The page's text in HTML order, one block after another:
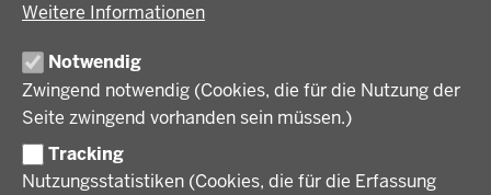
Weitere Informationen
Notwendig
Zwingend notwendig (Cookies, die für die Nutzung der
Seite zwingend vorhanden sein müssen.)
Tracking
Nutzungsstatistiken (Cookies, die für die Erfassung
Regionalplanung und Regionalrat
Wirtschaft, Kultur und Kommunales
Zusammenarbeit mit den Niederlanden
Regierungsbezirk Münster
Geschichte und Gegenwart
Behördenleitung
Organisation
Förderlotsinnen und Förderlotsen
KARRIERE UND AUSBILDUNG
Stellenangebote
Ausbildung
VERFAHREN UND BEKANNTMACHUNGEN